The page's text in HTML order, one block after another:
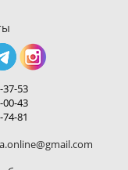
37-53
00-43
81